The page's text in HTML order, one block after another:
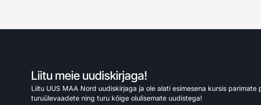
Liitu meie uudiskirjaga!
Liitu UUS MAA Nord uudiskirjaga ja ole alati esimesena kursis parimate
turuülevaadete ning turu kõige olulisemate uudistega!